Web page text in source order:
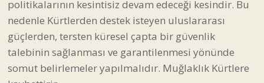
İkincisi. İran halkını karşısına alacak eylem ve
pratiklerden uzak durulması gerekir. Kürtlerin kendi
kaderini tayin etmesi yani kendilerini yönetmesi
politikası ve talepleri dış güçlerin dayatmasından
çok, kendi iç toplumsal dinamiklerine göre hareket